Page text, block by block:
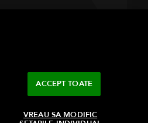
ACCEPT TOATE
VREAU SA MODIFIC